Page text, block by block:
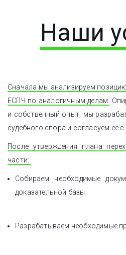
Наши
Сначала мы анализируем
ЕСПЧ по аналогичным делам.
и собственный опыт, мы
судебного спора и согласуем ее с
После утверждения плана
части:
Собираем необходимые
доказательной базы
Разрабатываем необходимые